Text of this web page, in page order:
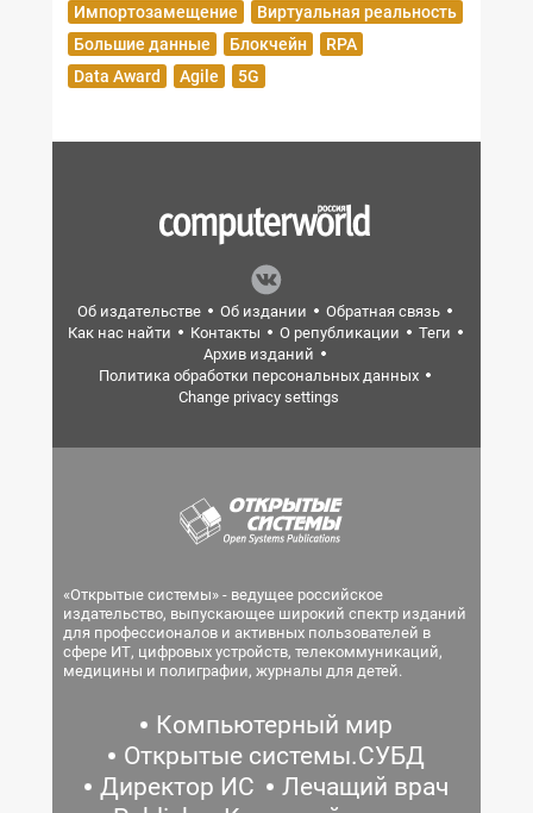
Импортозамещение
Виртуальная реальность
Большие данные
Блокчейн
RPA
Data Award
Agile 5G
Об издательстве Об издании
Обратная связь
Как нас найти
Контакты О републикации
Теги
Архив изданий
Политика обработки персональных данных
Change privacy settings
«Открытые системы» - ведущее российское
издательство, выпускающее широкий спектр изданий
для профессионалов и активных пользователей в
сфере ИТ, цифровых устройств, телекоммуникаций,
медицины и полиграфии, журналы для детей.
Компьютерный мир
Открытые системы.СУБД
Директор ИС
Лечащий врач